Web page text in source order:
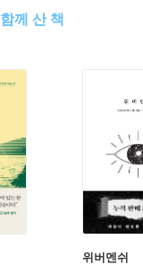
함께 산 책
위버멘쉬